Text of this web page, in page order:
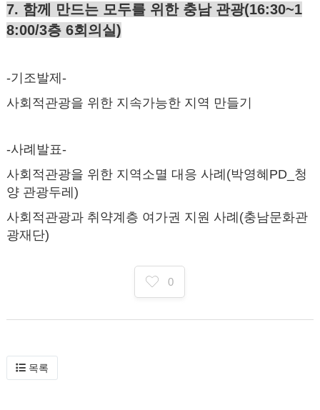
7. 함께 만드는 모두를 위한 충남 관광(16:30~1
8:00/3층 6회의실)
-기조발제-
사회적관광을 위한 지속가능한 지역 만들기
-사례발표-
사회적관광을 위한 지역소멸 대응 사례(박영혜PD_청
양 관광두레)
사회적관광과 취약계층 여가권 지원 사례(충남문화관
광재단)
0
목록